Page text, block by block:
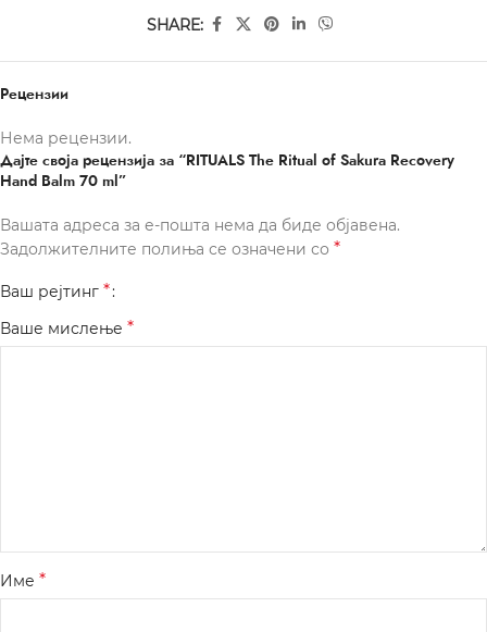
SHARE:
Рецензии
Нема рецензии.
Дајте своја рецензија за “RITUALS The Ritual of Sakura Recovery
Hand Balm 70 ml”
Вашата адреса за е-пошта нема да биде објавена.
Задолжителните полиња се означени со *
Ваш рејтинг *
Ваше мислење *
Име *